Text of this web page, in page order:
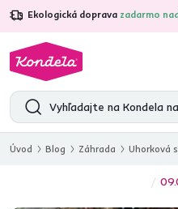
Ekologická doprava zadarmo
4,7 31 285
Úvod Blog Záhrada Uhorková